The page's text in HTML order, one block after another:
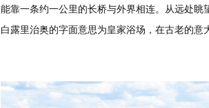
能靠一条约一公里的长桥与外界相连。从远处
白露里治奥的字面意思为皇家浴场，在古老的